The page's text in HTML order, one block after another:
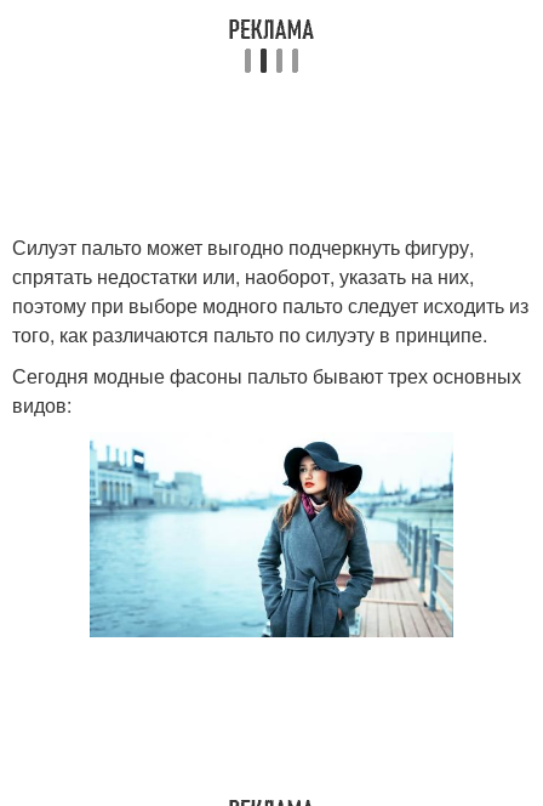
Силуэт пальто может выгодно подчеркнуть фигуру,
спрятать недостатки или, наоборот, указать на них,
поэтому при выборе модного пальто следует исходить из
того, как различаются пальто по силуэту в принципе.
Сегодня модные фасоны пальто бывают трех основных
видов: